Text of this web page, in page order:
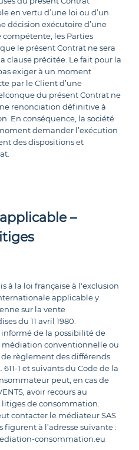
en vertu d’une loi ou d’un
décision exécutoire d’une
les Parties
le présent Contrat ne sera
clause précitée. Le fait pour la
exiger à un moment
par le Client d’une
du présent Contrat ne
renonciation définitive à
En conséquence, la société
demander l’exécution
des dispositions et
–
à la loi française à l'exclusion
applicable y
sur la vente
du 11 avril 1980.
de la possibilité de
médiation conventionnelle ou
règlement des différends.
1 et suivants du Code de la
peut, en cas de
avoir recours au
de consommation.
contacter le médiateur SAS
figurent à l’adresse suivante :
consommation.eu